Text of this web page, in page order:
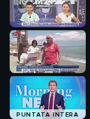
PUNTATA INTERA